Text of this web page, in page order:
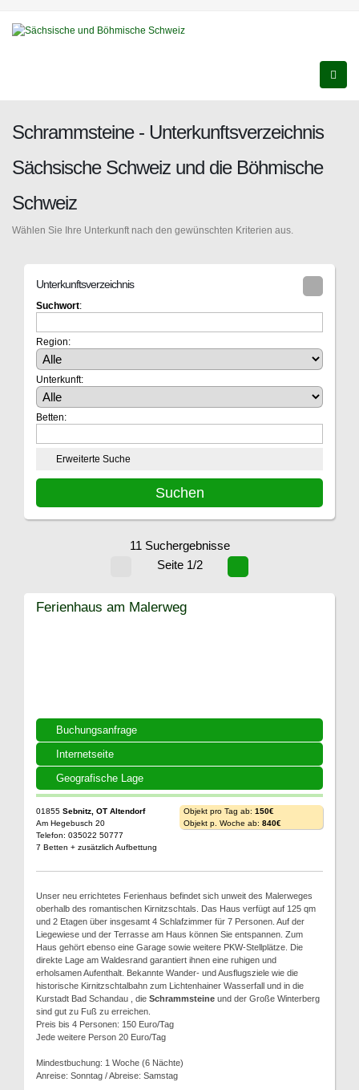
Schrammsteine - Unterkunftsverzeichnis
Sächsische Schweiz und die Böhmische
Schweiz
Wählen Sie Ihre Unterkunft nach den gewünschten Kriterien aus.
Unterkunftsverzeichnis
Suchwort:
Region:
Unterkunft:
Betten:
Erweiterte Suche
11 Suchergebnisse
Seite 1/2
Buchungsanfrage
Internetseite
Geografische Lage
Ferienhaus am Malerweg
01855 Sebnitz, OT Altendorf
Am Hegebusch 20
Telefon: 035022 50777
7 Betten + zusätzlich Aufbettung
Objekt pro Tag ab: 150€
Objekt p. Woche ab: 840€
Unser neu errichtetes Ferienhaus befindet sich unweit des Malerweges
oberhalb des romantischen Kirnitzschtals. Das Haus verfügt auf 125 qm
und 2 Etagen über insgesamt 4 Schlafzimmer für 7 Personen. Auf der
Liegewiese und der Terrasse am Haus können Sie entspannen. Zum
Haus gehört ebenso eine Garage sowie weitere PKW-Stellplätze. Die
direkte Lage am Waldesrand garantiert ihnen eine ruhigen und
erholsamen Aufenthalt. Bekannte Wander- und Ausflugsziele wie die
historische Kirnitzschtalbahn zum Lichtenhainer Wasserfall und in die
Kurstadt Bad Schandau , die Schrammsteine und der Große Winterberg
sind gut zu Fuß zu erreichen.
Preis bis 4 Personen: 150 Euro/Tag
Jede weitere Person 20 Euro/Tag
Mindestbuchung: 1 Woche (6 Nächte)
Anreise: Sonntag / Abreise: Samstag